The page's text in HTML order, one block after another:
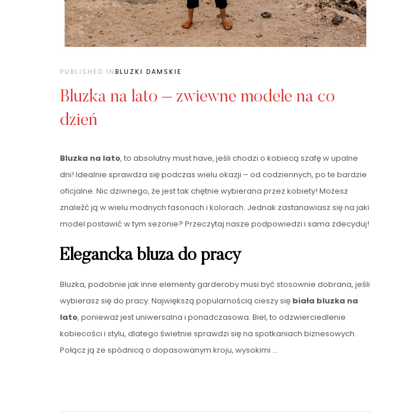
PUBLISHED INBLUZKI DAMSKIE
Bluzka na lato – zwiewne modele na co
dzień
Bluzka na lato, to absolutny must have, jeśli chodzi o kobiecą szafę w upalne
dni! Idealnie sprawdza się podczas wielu okazji – od codziennych, po te bardzie
oficjalne. Nic dziwnego, że jest tak chętnie wybierana przez kobiety! Możesz
znaleźć ją w wielu modnych fasonach i kolorach. Jednak zastanawiasz się na jaki
model postawić w tym sezonie? Przeczytaj nasze podpowiedzi i sama zdecyduj!
Elegancka bluza do pracy
Bluzka, podobnie jak inne elementy garderoby musi być stosownie dobrana, jeśli
wybierasz się do pracy. Największą popularnością cieszy się biała bluzka na
lato, ponieważ jest uniwersalna i ponadczasowa. Biel, to odzwierciedlenie
kobiecości i stylu, dlatego świetnie sprawdzi się na spotkaniach biznesowych.
Połącz ją ze spódnicą o dopasowanym kroju, wysokimi …